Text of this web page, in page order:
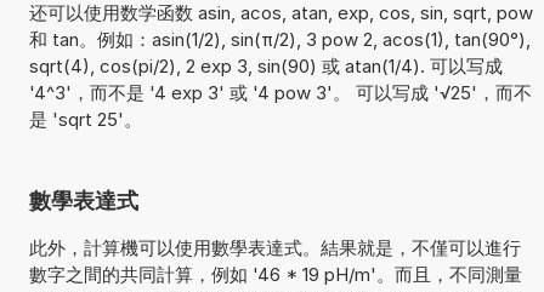
还可以使用数学函数 asin, acos, atan, exp, cos, sin, sqrt, pow
和 tan。例如：asin(1/2), sin(π/2), 3 pow 2, acos(1), tan(90°),
sqrt(4), cos(pi/2), 2 exp 3, sin(90) 或 atan(1/4). 可以写成
'4^3'，而不是 '4 exp 3' 或 '4 pow 3'。 可以写成 '√25'，而不
是 'sqrt 25'。
數學表達式
此外，計算機可以使用數學表達式。結果就是，不僅可以進行
數字之間的共同計算，例如 '46 * 19 pH/m'。而且，不同測量